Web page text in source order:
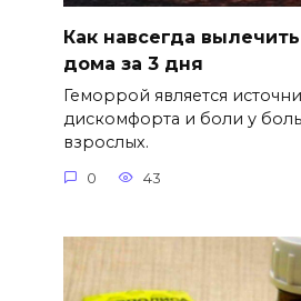
Как навсегда
дома за 3 дня
Геморрой является
дискомфорта и боли у
взрослых.
0 43